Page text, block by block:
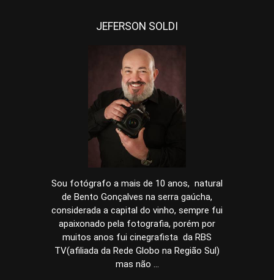
JEFERSON SOLDI
Sou fotógrafo a mais de 10 anos, natural
de Bento Gonçalves na serra gaúcha,
considerada a capital do vinho, sempre fui
apaixonado pela fotografia, porém por
muitos anos fui cinegrafista da RBS
TV(afiliada da Rede Globo na Região Sul)
mas não ...